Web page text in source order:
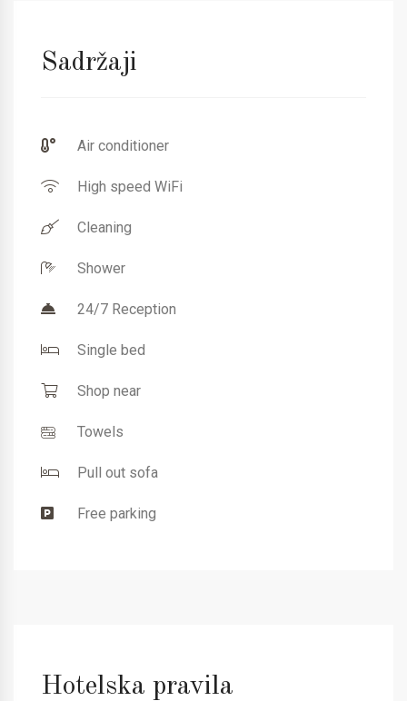
Sadržaji
Air conditioner
High speed WiFi
Cleaning
Shower
24/7 Reception
Single bed
Shop near
Towels
Pull out sofa
Free parking
Hotelska pravila